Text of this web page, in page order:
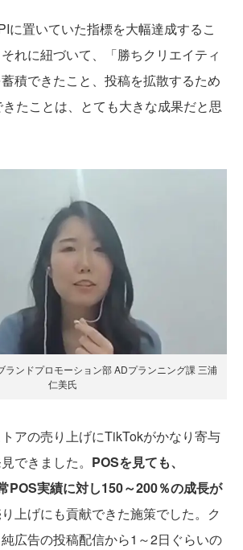
に置いていた指標を大幅達成するこ
れに紐づいて、「勝ちクリエイティ
積できたこと、投稿を拡散するため
たことは、とても大きな成果だと思
ンドプロモーション部 ADプランニング課 三浦
仁美氏
トアの売り上げにTikTokがかなり寄与
できました。 POSを見ても、
POS実績に対し150～200％の成長が
上げにも貢献できた施策でした。ク
広告の投稿配信から1～2日ぐらいの